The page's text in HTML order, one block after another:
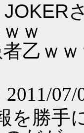
ｗ
乙ｗ
2011/07/
を勝手